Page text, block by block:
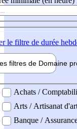
le filtre de durée
filtres de Domaine
professionel
Achats /
Arts / Artisanat
Banque /